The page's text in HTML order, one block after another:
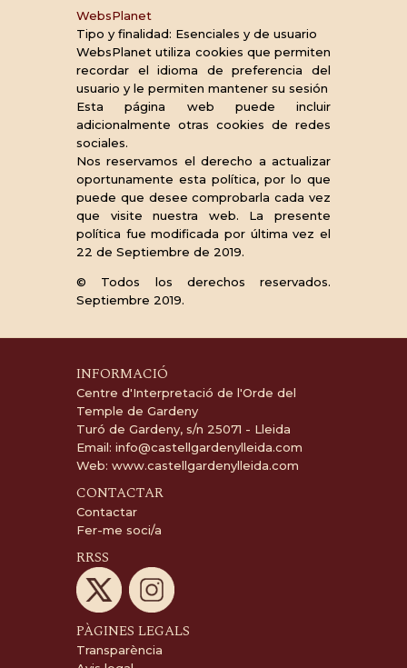
WebsPlanet
Tipo y finalidad: Esenciales y de usuario
WebsPlanet utiliza cookies que permiten
recordar el idioma de preferencia del
usuario y le permiten mantener su sesión
Esta página web puede incluir
adicionalmente otras cookies de redes
sociales.
Nos reservamos el derecho a actualizar
oportunamente esta política, por lo que
puede que desee comprobarla cada vez
que visite nuestra web. La presente
política fue modificada por última vez el
22 de Septiembre de 2019.
© Todos los derechos reservados.
Septiembre 2019.
INFORMACIÓ
Centre d'Interpretació de l'Orde del
Temple de Gardeny
Turó de Gardeny, s/n 25071 - Lleida
Email: info@castellgardenylleida.com
Web: www.castellgardenylleida.com
CONTACTAR
Contactar
Fer-me soci/a
RRSS
PÀGINES LEGALS
Transparència